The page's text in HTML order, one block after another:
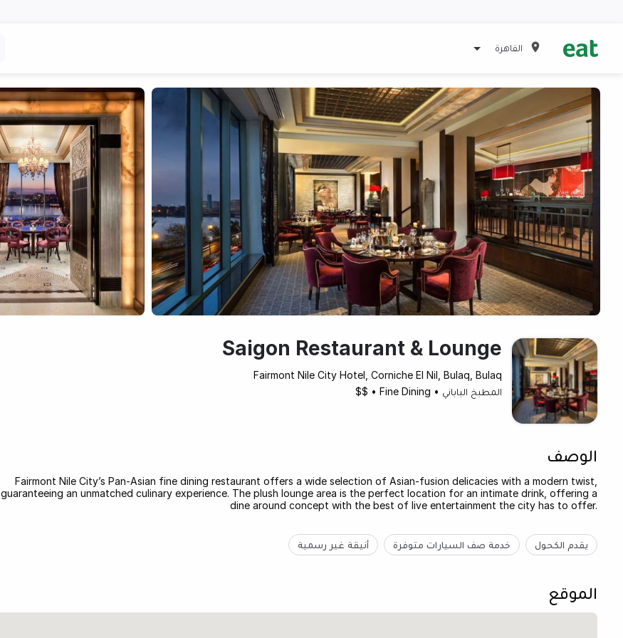
القاهرة
Saigon Restaurant & Lounge
Fairmont Nile City Hotel, Corniche El Nil, Bulaq, Bulaq
المطبخ الياباني •
Fine Dining
•
$$
الوصف
Fairmont Nile City’s Pan-Asian fine dining restaurant offers a wide selection of Asian-fusion delicacies with a modern twist,
guaranteeing an unmatched culinary experience. The plush lounge area is the perfect location for an intimate drink, offering a
dine around concept with the best of live entertainment the city has to offer.
يقدم الكحول خدمة صف السيارات متوفرة أنيقة غير رسمية
الموقع